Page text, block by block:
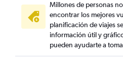
Millones de personas
encontrar los mejores
planificación de viajes
información útil y
pueden ayudarte a